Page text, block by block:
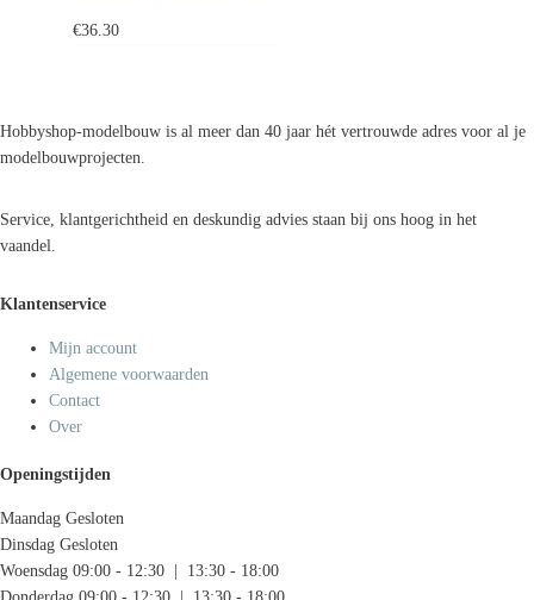
€36.30
Hobbyshop-modelbouw is al meer dan 40 jaar hét vertrouwde adres voor al je
modelbouwprojecten.
Service, klantgerichtheid en deskundig advies staan bij ons hoog in het
vaandel.
Klantenservice
Mijn account
Algemene voorwaarden
Contact
Over
Openingstijden
Maandag Gesloten
Dinsdag Gesloten
Woensdag 09:00 - 12:30 | 13:30 - 18:00